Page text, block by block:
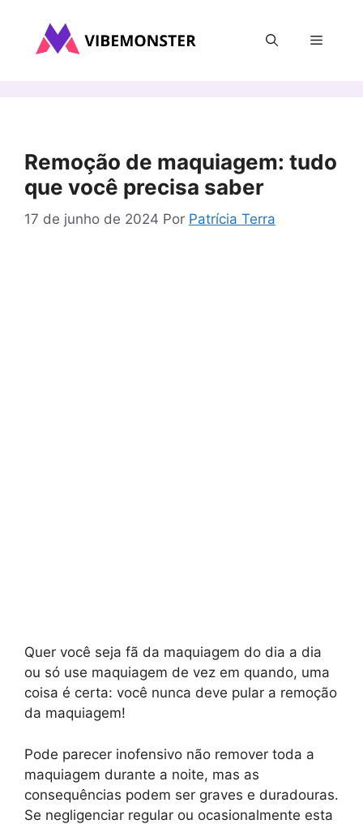
Menu
Remoção de maquiagem: tudo
que você precisa saber
17 de junho de 2024 Por Patrícia Terra
Quer você seja fã da maquiagem do dia a dia
ou só use maquiagem de vez em quando, uma
coisa é certa: você nunca deve pular a remoção
da maquiagem!
Pode parecer inofensivo não remover toda a
maquiagem durante a noite, mas as
consequências podem ser graves e duradouras.
Se negligenciar regular ou ocasionalmente esta